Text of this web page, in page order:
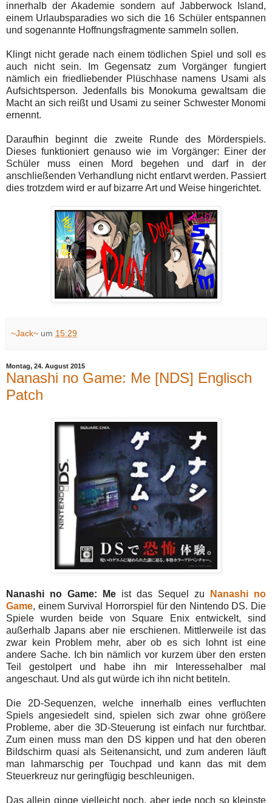
innerhalb der Akademie sondern auf Jabberwock Island,
einem Urlaubsparadies wo sich die 16 Schüler entspannen
und sogenannte Hoffnungsfragmente sammeln sollen.
Klingt nicht gerade nach einem tödlichen Spiel und soll es
auch nicht sein. Im Gegensatz zum Vorgänger fungiert
nämlich ein friedliebender Plüschhase namens Usami als
Aufsichtsperson. Jedenfalls bis Monokuma gewaltsam die
Macht an sich reißt und Usami zu seiner Schwester Monomi
ernennt.
Daraufhin beginnt die zweite Runde des Mörderspiels.
Dieses funktioniert genauso wie im Vorgänger: Einer der
Schüler muss einen Mord begehen und darf in der
anschließenden Verhandlung nicht entlarvt werden. Passiert
dies trotzdem wird er auf bizarre Art und Weise hingerichtet.
~Jack~ um 15:29
Montag, 24. August 2015
Nanashi no Game: Me [NDS] Englisch
Patch
Nanashi no Game: Me ist das Sequel zu
Nanashi no
Game, einem Survival Horrorspiel für den Nintendo DS. Die
Spiele wurden beide von Square Enix entwickelt, sind
außerhalb Japans aber nie erschienen. Mittlerweile ist das
zwar kein Problem mehr, aber ob es sich lohnt ist eine
andere Sache. Ich bin nämlich vor kurzem über den ersten
Teil gestolpert und habe ihn mir Interessehalber mal
angeschaut. Und als gut würde ich ihn nicht betiteln.
Die 2D-Sequenzen, welche innerhalb eines verfluchten
Spiels angesiedelt sind, spielen sich zwar ohne größere
Probleme, aber die 3D-Steuerung ist einfach nur furchtbar.
Zum einen muss man den DS kippen und hat den oberen
Bildschirm quasi als Seitenansicht, und zum anderen läuft
man lahmarschig per Touchpad und kann das mit dem
Steuerkreuz nur geringfügig beschleunigen.
Das allein ginge vielleicht noch, aber jede noch so kleinste